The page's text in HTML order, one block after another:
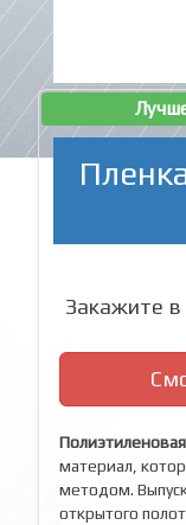
Закажите
материал,
методом.
открытого